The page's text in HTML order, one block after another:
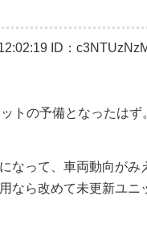
ID：
トの予備となったはず
なって、車両動向が
なら改めて未更新ユニ